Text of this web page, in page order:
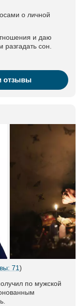
о личной
и даю
сон.
отзывы
71)
по мужской